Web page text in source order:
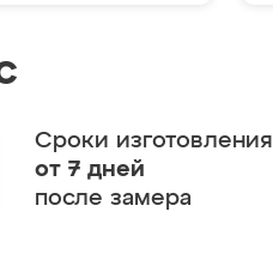
Сроки изготовления
от 7 дней
после замера